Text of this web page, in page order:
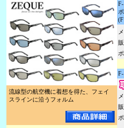
流線型の航空機に着想を得た、フェイ
スラインに沿うフォルム